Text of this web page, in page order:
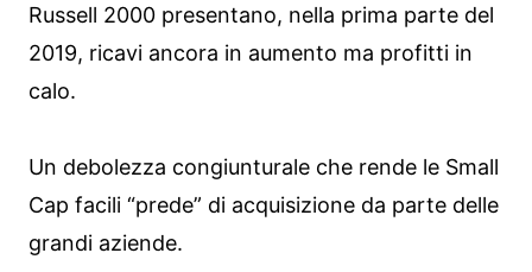
Russell 2000 presentano, nella prima parte del
2019, ricavi ancora in aumento ma profitti in
calo.
Un debolezza congiunturale che rende le Small
Cap facili “prede” di acquisizione da parte delle
grandi aziende.